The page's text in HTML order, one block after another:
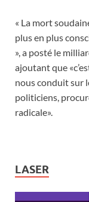
« La mort
plus en plus
», a posté le
ajoutant que
nous conduit sur
politiciens,
radicale».
LASER